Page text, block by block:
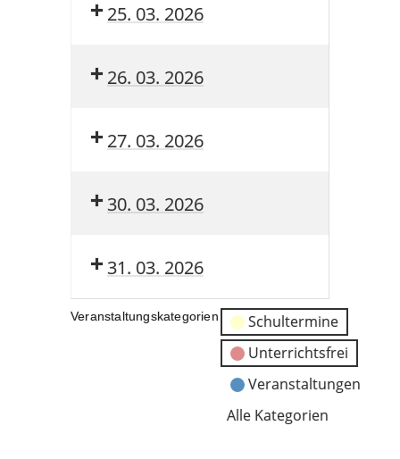
25. 03. 2026
26. 03. 2026
27. 03. 2026
30. 03. 2026
31. 03. 2026
Veranstaltungskategorien
Schultermine
Unterrichtsfrei
Veranstaltungen
Alle Kategorien